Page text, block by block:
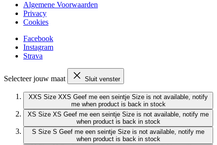
Algemene Voorwaarden
Privacy
Cookies
Facebook
Instagram
Strava
Selecteer jouw maat Sluit venster
XXS Size XXS Geef me een seintje Size is not available, notify
me when product is back in stock
XS Size XS Geef me een seintje Size is not available, notify me
when product is back in stock
S Size S Geef me een seintje Size is not available, notify me
when product is back in stock